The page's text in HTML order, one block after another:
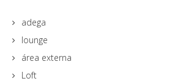
adega
lounge
área externa
Loft